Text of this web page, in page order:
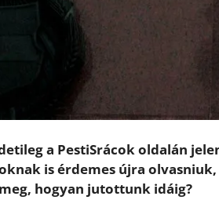
a PestiSrácok oldalán
is érdemes újra
hogyan jutottunk idáig?